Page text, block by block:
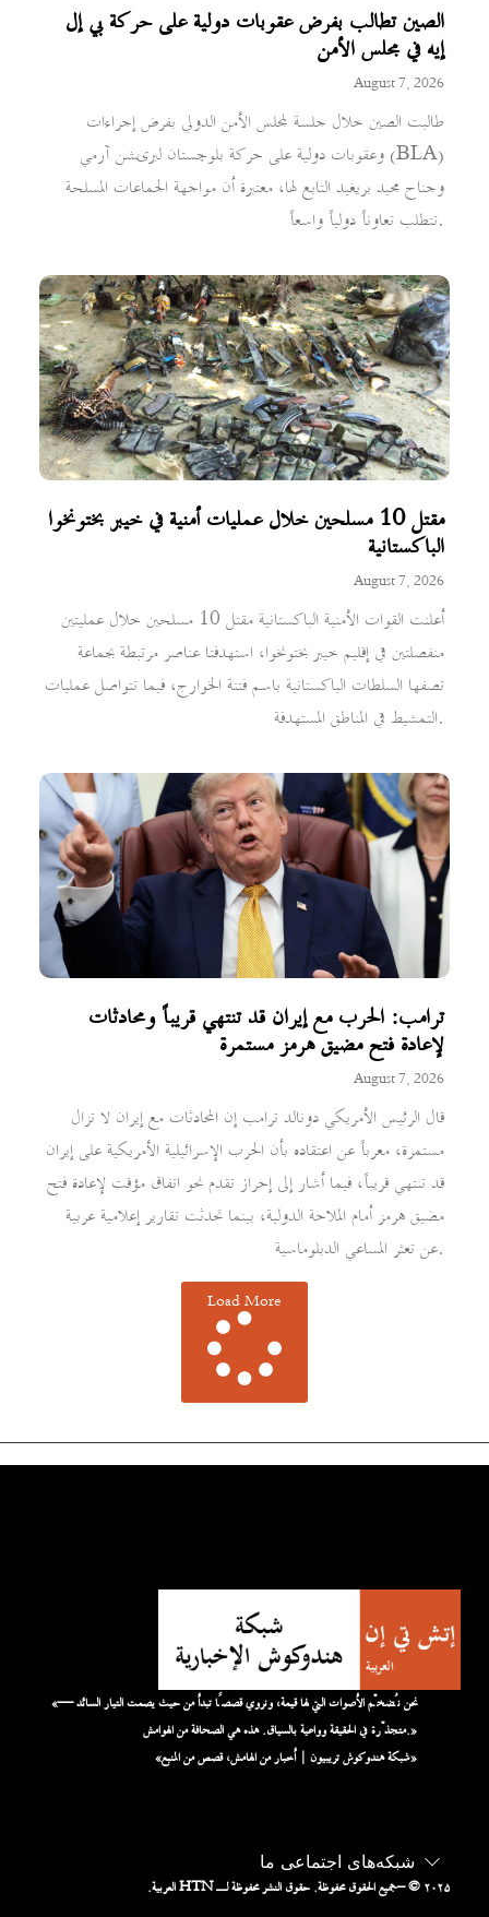
الصين تطالب بفرض عقوبات دولية على حركة بي إل
إيه في مجلس الأمن
August 7, 2026
طالبت الصين خلال جلسة لمجلس الأمن الدولي بفرض إجراءات
وعقوبات دولية على حركة بلوچستان لبریشن آرمي (BLA)
وجناح مجيد بريغيد التابع لها، معتبرة أن مواجهة الجماعات المسلحة
تتطلب تعاوناً دولياً واسعاً.
مقتل 10 مسلحين خلال عمليات أمنية في خيبر بختونخوا
الباكستانية
August 7, 2026
أعلنت القوات الأمنية الباكستانية مقتل 10 مسلحين خلال عمليتين
منفصلتين في إقليم خيبر بختونخوا، استهدفتا عناصر مرتبطة بجماعة
تصفها السلطات الباكستانية باسم فتنة الخوارج، فيما تتواصل عمليات
التمشيط في المناطق المستهدفة.
ترامب: الحرب مع إيران قد تنتهي قريباً ومحادثات
لإعادة فتح مضيق هرمز مستمرة
August 7, 2026
قال الرئيس الأمريكي دونالد ترامب إن المحادثات مع إيران لا تزال
مستمرة، معرباً عن اعتقاده بأن الحرب الإسرائيلية الأمريكية على إيران
قد تنتهي قريباً، فيما أشار إلى إحراز تقدم نحو اتفاق مؤقت لإعادة فتح
مضيق هرمز أمام الملاحة الدولية، بينما تحدثت تقارير إعلامية عربية
عن تعثر المساعي الدبلوماسية.
Load More
شبکه‌های اجتماعی ما
– © ۲۰۲۵جميع الحقوق محفوظة. حقوق النشر محفوظة لـ HTN العربية.
«نحن نُضخّم الأصوات التي لها قيمة، ونروي قصصًا تبدأ من حيث يصمت التيار السائد —
متجذّرة في الحقيقة وواعية بالسياق. هذه هي الصحافة من الهوامش.»
«شبكة هندوكوش تريبيون | أخبار من الهامش، قصص من المنبع»